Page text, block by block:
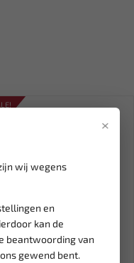
×
wij wegens
en
kan de
beantwoording van
gewend bent.
Leverbaar